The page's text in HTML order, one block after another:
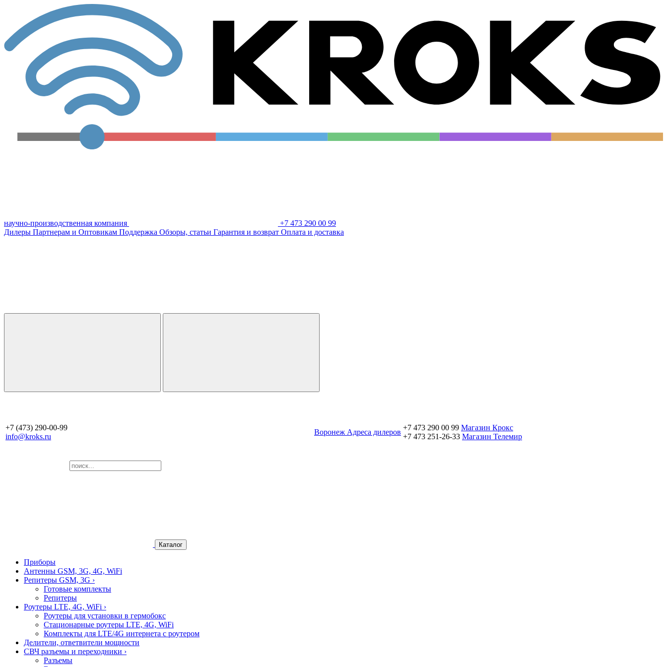
научно-производственная компания
+7 473 290 00 99
Дилеры Партнерам и Оптовикам Поддержка Обзоры, статьи Гарантия и возврат Оплата и доставка
+7 (473) 290-00-99
info@kroks.ru
Воронеж Aдреса дилеров
+7 473 290 00 99 Магазин Крокс
+7 473 251-26-33 Магазин Телемир
Каталог
Приборы
Антенны GSM, 3G, 4G, WiFi
Репитеры GSM, 3G ›
Готовые комплекты
Репитеры
Роутеры LTE, 4G, WiFi ›
Роутеры для установки в гермобокс
Стационарные роутеры LTE, 4G, WiFi
Комплекты для LTE/4G интернета с роутером
Делители, ответвители мощности
СВЧ разъемы и переходники ›
Разъемы